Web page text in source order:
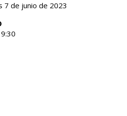
7 de junio de 2023